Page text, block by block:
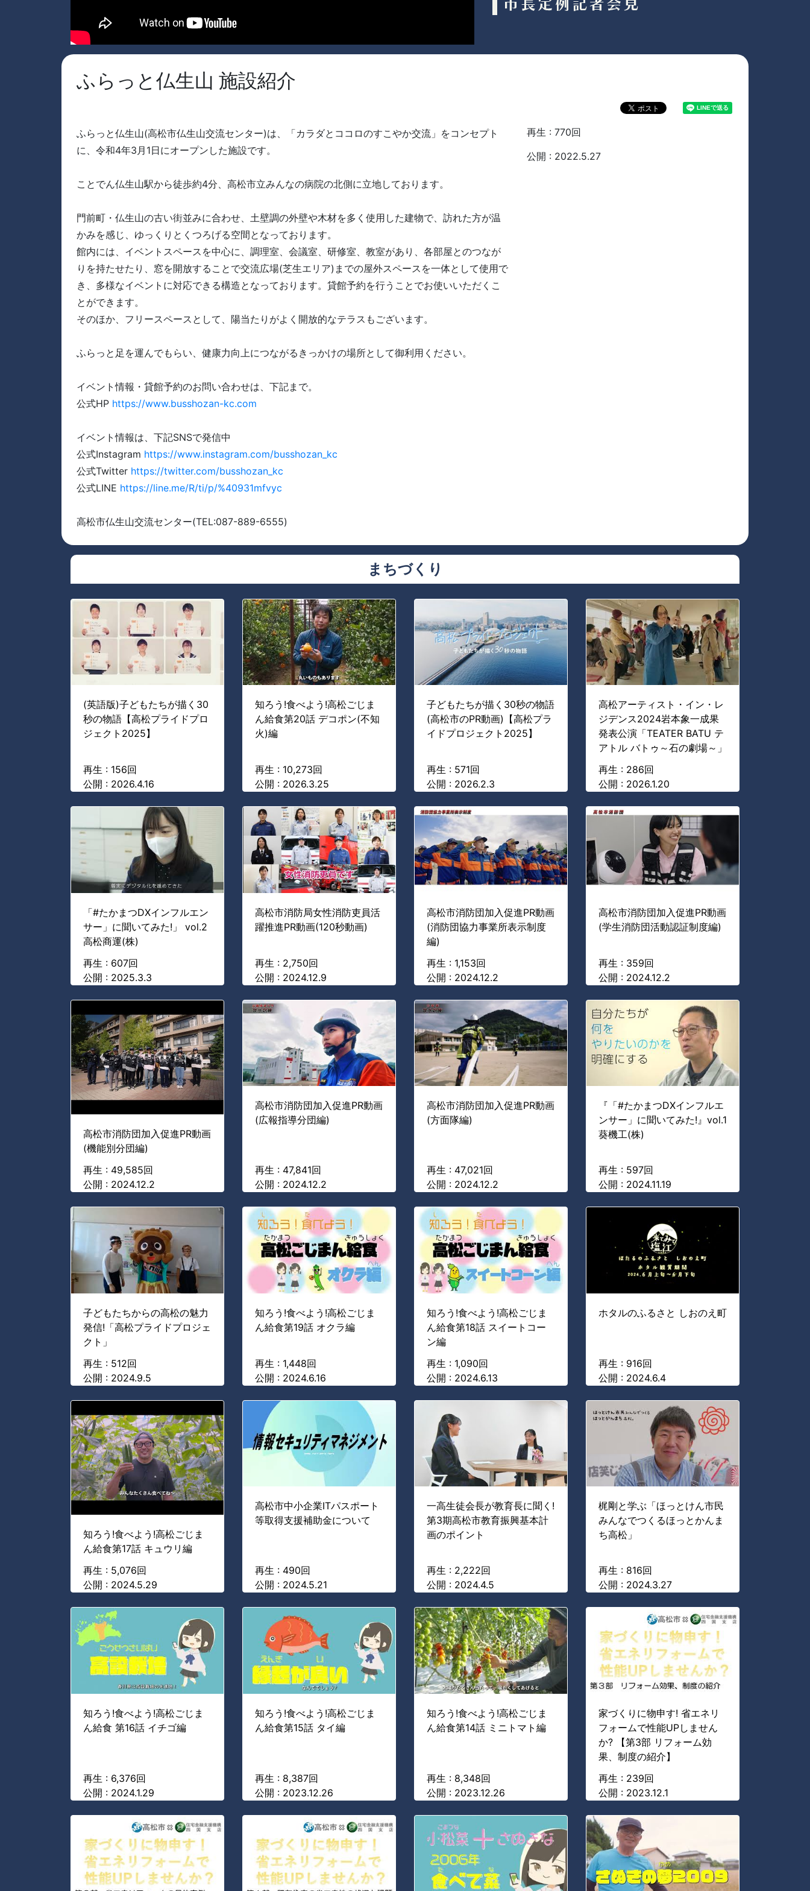
ふらっと仏生山 施設紹介
ふらっと仏生山(高松市仏生山交流センター)は、「カラダとココロのすこやか交流」をコンセプト
に、令和4年3月1日にオープンした施設です。
ことでん仏生山駅から徒歩約4分、高松市立みんなの病院の北側に立地しております。
門前町・仏生山の古い街並みに合わせ、土壁調の外壁や木材を多く使用した建物で、訪れた方が温
かみを感じ、ゆっくりとくつろげる空間となっております。
館内には、イベントスペースを中心に、調理室、会議室、研修室、教室があり、各部屋とのつなが
りを持たせたり、窓を開放することで交流広場(芝生エリア)までの屋外スペースを一体として使用で
き、多様なイベントに対応できる構造となっております。貸館予約を行うことでお使いいただくこ
とができます。
そのほか、フリースペースとして、陽当たりがよく開放的なテラスもございます。
ふらっと足を運んでもらい、健康力向上につながるきっかけの場所として御利用ください。
イベント情報・貸館予約のお問い合わせは、下記まで。
公式HP https://www.busshozan-kc.com
イベント情報は、下記SNSで発信中
公式Instagram https://www.instagram.com/busshozan_kc
公式Twitter https://twitter.com/busshozan_kc
公式LINE https://line.me/R/ti/p/%40931mfvyc
高松市仏生山交流センター(TEL:087-889-6555)
再生 : 770回
公開 : 2022.5.27
まちづくり
(英語版)子どもたちが描く30
秒の物語【高松プライドプロ
ジェクト2025】
再生 : 156回
公開 : 2026.4.16
知ろう!食べよう!高松ごじま
ん給食第20話 デコポン(不知
火)編
再生 : 10,273回
公開 : 2026.3.25
子どもたちが描く30秒の物語
(高松市のPR動画)【高松プラ
イドプロジェクト2025】
再生 : 571回
公開 : 2026.2.3
高松アーティスト・イン・レ
ジデンス2024岩本象一成果
発表公演「TEATER BATU テ
アトル バトゥ～石の劇場～」
再生 : 286回
公開 : 2026.1.20
「#たかまつDXインフルエン
サー」に聞いてみた!」 vol.2
高松商運(株)
再生 : 607回
公開 : 2025.3.3
高松市消防局女性消防吏員活
躍推進PR動画(120秒動画)
再生 : 2,750回
公開 : 2024.12.9
高松市消防団加入促進PR動画
(消防団協力事業所表示制度
編)
再生 : 1,153回
公開 : 2024.12.2
高松市消防団加入促進PR動画
(学生消防団活動認証制度編)
再生 : 359回
公開 : 2024.12.2
高松市消防団加入促進PR動画
(機能別分団編)
再生 : 49,585回
公開 : 2024.12.2
高松市消防団加入促進PR動画
(広報指導分団編)
再生 : 47,841回
公開 : 2024.12.2
高松市消防団加入促進PR動画
(方面隊編)
再生 : 47,021回
公開 : 2024.12.2
『「#たかまつDXインフルエ
ンサー」に聞いてみた!』vol.1
葵機工(株)
再生 : 597回
公開 : 2024.11.19
子どもたちからの高松の魅力
発信!「高松プライドプロジェ
クト」
再生 : 512回
公開 : 2024.9.5
知ろう!食べよう!高松ごじま
ん給食第19話 オクラ編
再生 : 1,448回
公開 : 2024.6.16
知ろう!食べよう!高松ごじま
ん給食第18話 スイートコー
ン編
再生 : 1,090回
公開 : 2024.6.13
ホタルのふるさと しおのえ町
再生 : 916回
公開 : 2024.6.4
知ろう!食べよう!高松ごじま
ん給食第17話 キュウリ編
再生 : 5,076回
公開 : 2024.5.29
高松市中小企業ITパスポート
等取得支援補助金について
再生 : 490回
公開 : 2024.5.21
一高生徒会長が教育長に聞く!
第3期高松市教育振興基本計
画のポイント
再生 : 2,222回
公開 : 2024.4.5
梶剛と学ぶ「ほっとけん市民
みんなでつくるほっとかんま
ち高松」
再生 : 816回
公開 : 2024.3.27
知ろう!食べよう!高松ごじま
ん給食 第16話 イチゴ編
再生 : 6,376回
公開 : 2024.1.29
知ろう!食べよう!高松ごじま
ん給食第15話 タイ編
再生 : 8,387回
公開 : 2023.12.26
知ろう!食べよう!高松ごじま
ん給食第14話 ミニトマト編
再生 : 8,348回
公開 : 2023.12.26
家づくりに物申す! 省エネリ
フォームで性能UPしません
か? 【第3部 リフォーム効
果、制度の紹介】
再生 : 239回
公開 : 2023.12.1